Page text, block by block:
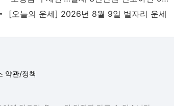
[오늘의 운세] 2026년 8월 9일 별자리 운세
약관/정책